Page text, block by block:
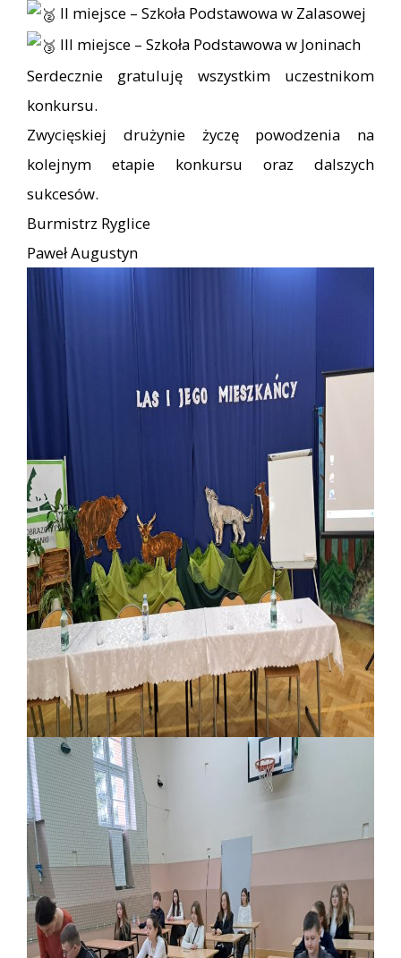
II miejsce – Szkoła Podstawowa w Zalasowej
III miejsce – Szkoła Podstawowa w Joninach
Serdecznie gratuluję wszystkim uczestnikom
konkursu.
Zwycięskiej drużynie życzę powodzenia na
kolejnym etapie konkursu oraz dalszych
sukcesów.
Burmistrz Ryglice
Paweł Augustyn